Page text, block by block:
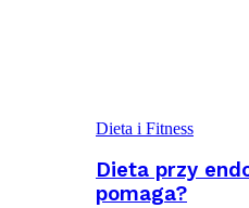
Dieta i Fitness
Dieta przy
pomaga?